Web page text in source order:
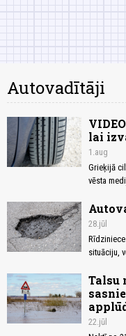
Autovadītāji
lai
1.aug
Grieķijā
vēsta
28.jūl
situāciju,
Talsu
22.jūl